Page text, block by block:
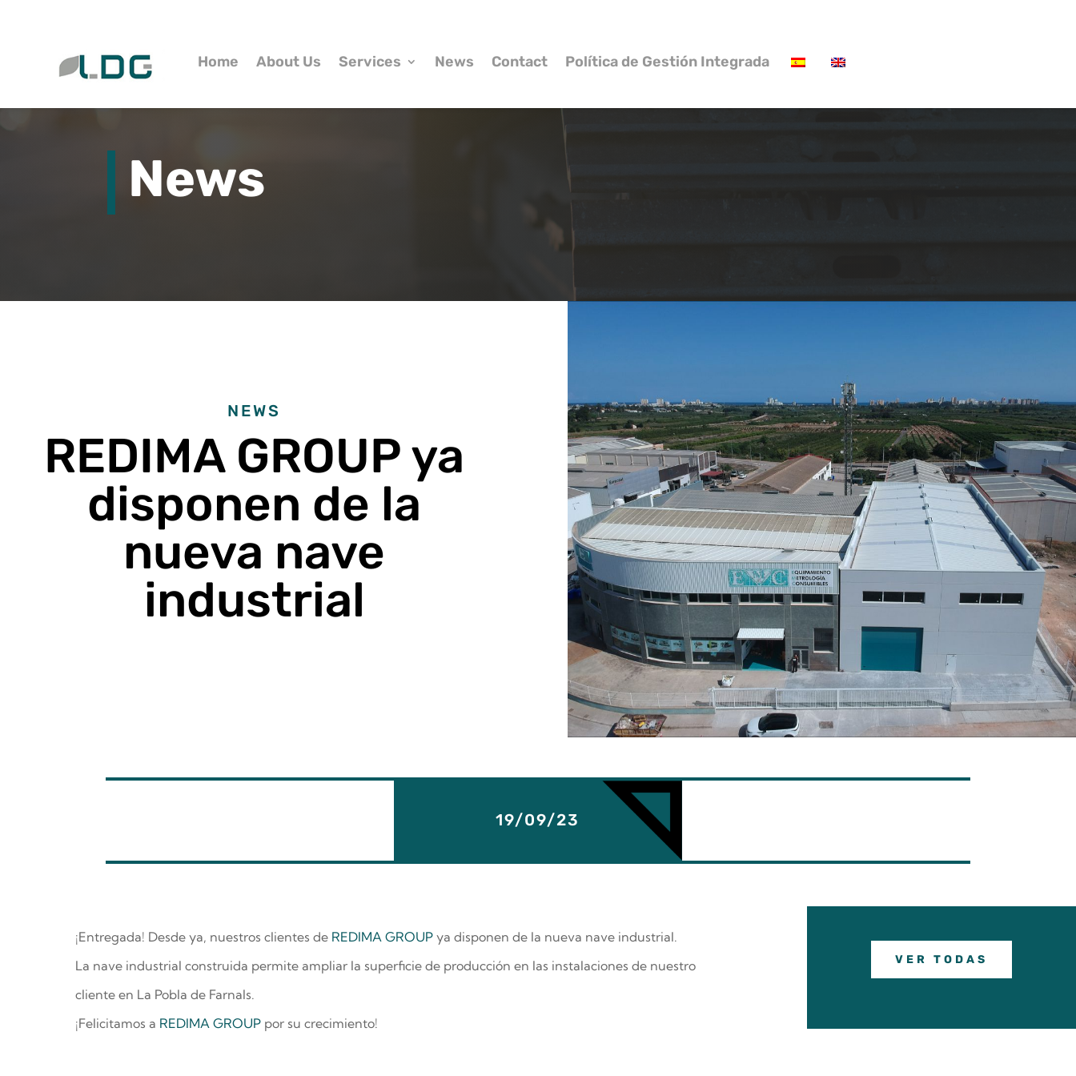
Home About Us Services News Contact Política de Gestión Integrada
News
NEWS
REDIMA GROUP ya
disponen de la
nueva nave
industrial
19/09/23
¡Entregada! Desde ya, nuestros clientes de REDIMA GROUP ya disponen de la nueva nave industrial.
La nave industrial construida permite ampliar la superficie de producción en las instalaciones de nuestro
cliente en La Pobla de Farnals.
¡Felicitamos a REDIMA GROUP por su crecimiento!
VER TODAS